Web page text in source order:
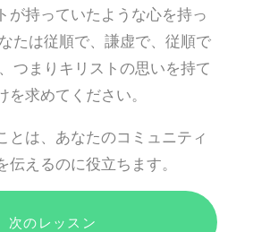
が持っていたような心を持っ
たは従順で、謙虚で、従順で
つまりキリストの思いを持て
を求めてください。
とは、あなたのコミュニティ
伝えるのに役立ちます。
次のレッスン